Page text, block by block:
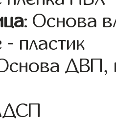
: Основа
пластик
ДВП,